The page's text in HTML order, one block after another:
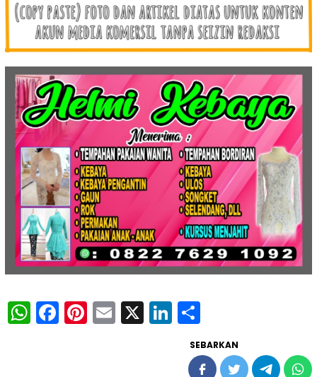
WhatsApp
Facebook
Pinterest
Email
X LinkedIn
SEBARKAN